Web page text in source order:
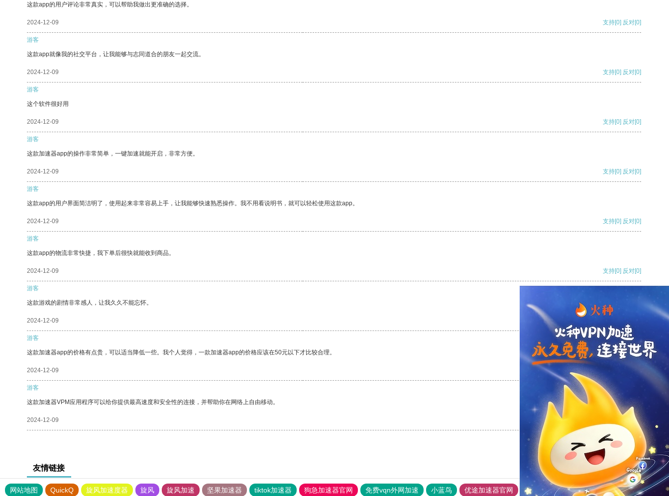
这款app的用户评论非常真实，可以帮助我做出更准确的选择。
2024-12-09 支持[0] 反对[0]
游客
这款app就像我的社交平台，让我能够与志同道合的朋友一起交流。
2024-12-09 支持[0] 反对[0]
游客
这个软件很好用
2024-12-09 支持[0] 反对[0]
游客
这款加速器app的操作非常简单，一键加速就能开启，非常方便。
2024-12-09 支持[0] 反对[0]
游客
这款app的用户界面简洁明了，使用起来非常容易上手，让我能够快速熟悉操作。我不用看说明书，就可以轻松使用这款app。
2024-12-09 支持[0] 反对[0]
游客
这款app的物流非常快捷，我下单后很快就能收到商品。
2024-12-09 支持[0] 反对[0]
游客
这款游戏的剧情非常感人，让我久久不能忘怀。
2024-12-09
游客
这款加速器app的价格有点贵，可以适当降低一些。我个人觉得，一款加速器app的价格应该在50元以下才比较合理。
2024-12-09 反对
游客
这款加速器VPM应用程序可以给你提供最高速度和安全性的连接，并帮助你在网络上自由移动。
2024-12-09 反对[0]
友情链接
网站地图 QuickQ 旋风加速度器 旋风 旋风加速 坚果加速器 tiktok加速器 狗急加速器官网 免费vqn外网加速 小蓝鸟 优途加速器官网 风驰加速器 旋风加速器 八戒看书